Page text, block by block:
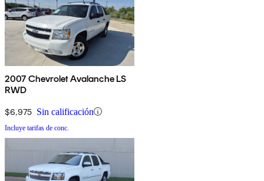
2007 Chevrolet Avalanche LS
RWD
$6,975 Sin calificación
Incluye tarifas de conc.